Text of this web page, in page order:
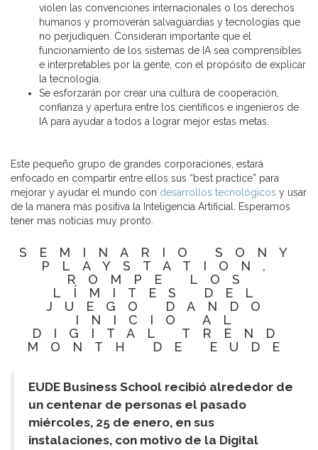
violen las convenciones internacionales o los derechos
humanos y promoverán salvaguardias y tecnologías que
no perjudiquen. Consideran importante que el
funcionamiento de los sistemas de IA sea comprensibles
e interpretables por la gente, con el propósito de explicar
la tecnología.
Se esforzarán por crear una cultura de cooperación,
confianza y apertura entre los científicos e ingenieros de
IA para ayudar a todos a lograr mejor estas metas.
Este pequeño grupo de grandes corporaciones, estará
enfocado en compartir entre ellos sus “best practice” para
mejorar y ayudar el mundo con desarrollos tecnológicos y usar
de la manera más positiva la Inteligencia Artificial. Esperamos
tener mas noticias muy pronto.
SEMINARIO SONY
PLAYSTATION,
ROMPE LOS
LÍMITES DEL
JUEGO DANDO
INICIO AL
DIGITAL TREND
MONTH DE EUDE
EUDE Business School recibió alrededor de
un centenar de personas el pasado
miércoles, 25 de enero, en sus
instalaciones, con motivo de la Digital